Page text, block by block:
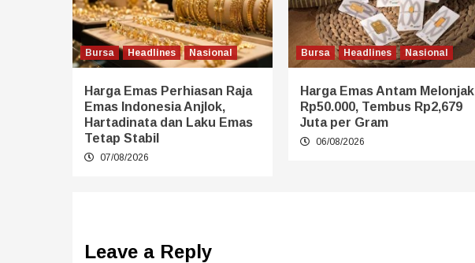
Bursa Headlines Nasional
Harga Emas Perhiasan Raja
Emas Indonesia Anjlok,
Hartadinata dan Laku Emas
Tetap Stabil
07/08/2026
Bursa Headlines Nasional
Harga Emas Antam Melonjak
Rp50.000, Tembus Rp2,679
Juta per Gram
06/08/2026
Leave a Reply